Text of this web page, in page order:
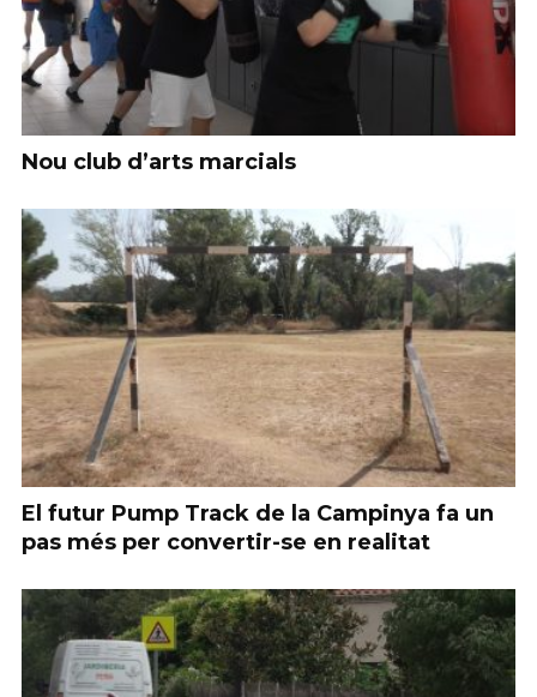
Nou club d’arts marcials
El futur Pump Track de la Campinya fa un
pas més per convertir-se en realitat